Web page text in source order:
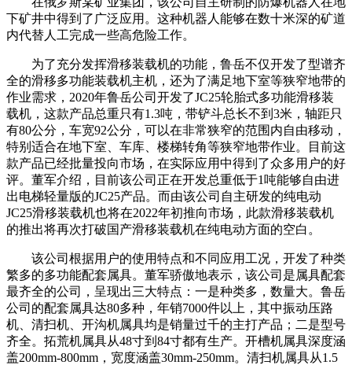
下矿井中得到了广泛应用。这种机器人能够在数十米深的矿道
内代替人工完成一些高危险工作。
为了充分发挥滑移装载机的功能，鲁岳不仅开发了型谱齐
全的滑移多功能装载机主机，还为了满足地下室等狭窄地带的
作业需求，2020年鲁岳公司开发了JC25轮胎式多功能滑移装
载机，这款产品总重只有1.3吨，带铲斗总长不到3米，轴距只
有80公分，车宽92公分，可以在非常狭窄的范围内自由移动，
特别适合在地下室、车库、楼梯转角等狭窄地带作业。目前这
款产品已经批量投向市场，在实际应用中得到了众多用户的好
评。董军介绍，目前该公司正在开发总重低于1吨能够自由进
出电梯轻量版的JC25产品。而由该公司自主研发的纯电动
JC25滑移装载机也将在2022年初推向市场，此款滑移装载机
的推出将再次打破国产滑移装载机在纯电动方面的空白。
该公司根据用户的使用特点和不同应用工况，开发了种类
繁多的多功能配套属具。董军骄傲地表示，该公司是属具配套
最齐全的公司，呈现出三大特点：一是种类多，数量大。鲁岳
公司的配套属具达80多种，年销7000件以上，其中振动压路
机、清扫机、开沟机属具均是销量过千的主打产品；二是型号
齐全。拓荒机属具从48寸到84寸都有生产。开槽机属具深度涵
盖200mm-800mm，宽度涵盖30mm-250mm。清扫机属具从1.5